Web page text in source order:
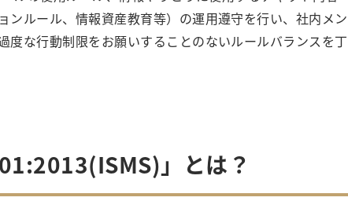
ンルール、情報資産教育等）の運用遵守を行い、社内メン
度な行動制限をお願いすることのないルールバランスを丁
」とは？